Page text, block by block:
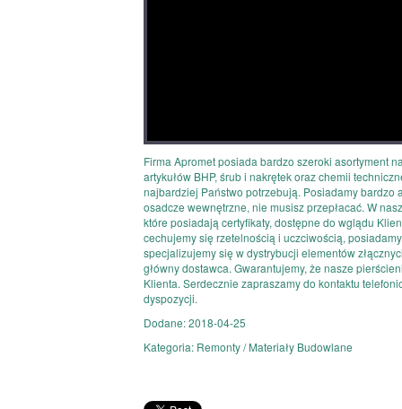
Firma Apromet posiada bardzo szeroki asortyment
artykułów BHP, śrub i nakrętek oraz chemii
najbardziej Państwo potrzebują. Posiadamy
osadcze wewnętrzne, nie musisz przepłacać. W
które posiadają certyfikaty, dostępne do wglądu
cechujemy się rzetelnością i uczciwością,
specjalizujemy się w dystrybucji elementów
główny dostawca. Gwarantujemy, że nasze
Klienta. Serdecznie zapraszamy do kontaktu
dyspozycji.
Dodane: 2018-04-25
Kategoria: Remonty / Materiały Budowlane